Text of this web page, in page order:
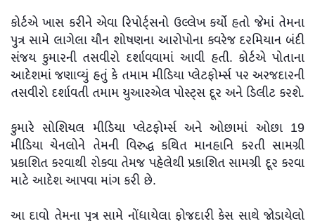
કોર્ટએ ખાસ કરીને એવા રિપોર્ટ્સનો ઉલ્લેખ કર્યો હતો જેમાં તેમના
પુત્ર સામે લાગેલા યૌન શોષણના આરોપોના કવરેજ દરમિયાન બંદી
સંજય કુમારની તસવીરો દર્શાવવામાં આવી હતી. કોર્ટએ પોતાના
આદેશમાં જણાવ્યું હતું કે તમામ મીડિયા પ્લેટફોર્મ્સ પર અરજદારની
તસવીરો દર્શાવતી તમામ યુઆરએલ પોસ્ટ્સ દૂર અને ડિલીટ કરશે.
કુમારે સોશિયલ મીડિયા પ્લેટફોર્મ્સ અને ઓછામાં ઓછા 19
મીડિયા ચેનલોને તેમની વિરુદ્ધ કથિત માનહાનિ કરતી સામગ્રી
પ્રકાશિત કરવાથી રોકવા તેમજ પહેલેથી પ્રકાશિત સામગ્રી દૂર કરવા
માટે આદેશ આપવા માંગ કરી છે.
આ દાવો તેમના પુત્ર સામે નોંધાયેલા ફોજદારી કેસ સાથે જોડાયેલો